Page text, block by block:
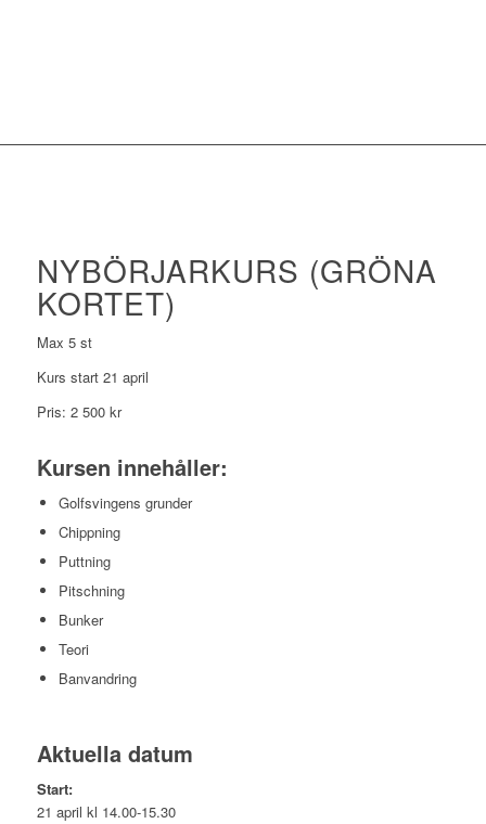
NYBÖRJARKURS (GRÖNA
KORTET)
Max 5 st
Kurs start 21 april
Pris: 2 500 kr
Kursen innehåller:
Golfsvingens grunder
Chippning
Puttning
Pitschning
Bunker
Teori
Banvandring
Aktuella datum
Start:
21 april kl 14.00-15.30